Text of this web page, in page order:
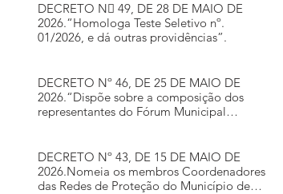
DECRETO N 49, DE 28 DE MAIO DE
2026.“Homologa Teste Seletivo nº.
01/2026, e dá outras providências”.
DECRETO Nº 46, DE 25 DE MAIO DE
2026.“Dispõe sobre a composição dos
representantes do Fórum Municipal
DECRETO Nº 43, DE 15 DE MAIO DE
2026.Nomeia os membros Coordenadores
das Redes de Proteção do Município de